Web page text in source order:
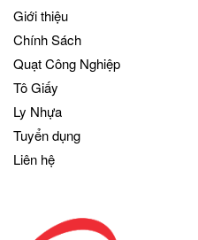
Giới thiệu
Chính Sách
Quạt Công Nghiệp
Tô Giấy
Ly Nhựa
Tuyển dụng
Liên hệ